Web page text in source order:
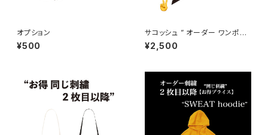
オプション
¥500
サコッシュ ” オーダー ワンポイ
ント刺繍 "
¥2,500